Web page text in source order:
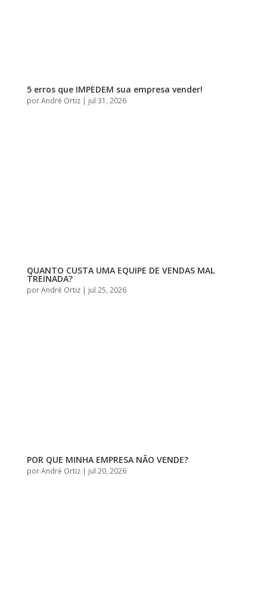
5 erros que IMPEDEM sua empresa vender!
porAndré Ortiz| jul 31, 2026
QUANTO CUSTA UMA EQUIPE DE VENDAS MAL
TREINADA?
porAndré Ortiz| jul 25, 2026
POR QUE MINHA EMPRESA NÃO VENDE?
porAndré Ortiz| jul 20, 2026